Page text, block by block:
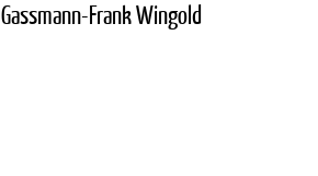
Frank Wingold